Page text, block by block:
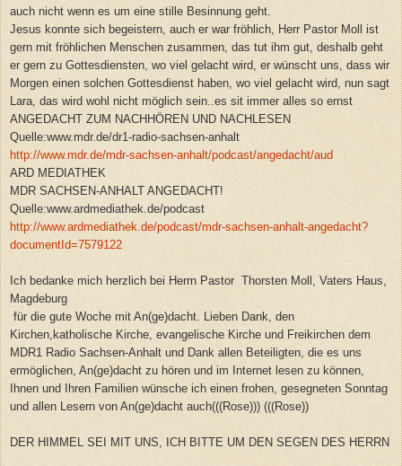
auch nicht wenn es um eine stille Besinnung geht.
Jesus konnte sich begeistern, auch er war fröhlich, Herr Pastor Moll ist
gern mit fröhlichen Menschen zusammen, das tut ihm gut, deshalb geht
er gern zu Gottesdiensten, wo viel gelacht wird, er wünscht uns, dass wir
Morgen einen solchen Gottesdienst haben, wo viel gelacht wird, nun sagt
Lara, das wird wohl nicht möglich sein..es sit immer alles so ernst
ANGEDACHT ZUM NACHHÖREN UND NACHLESEN
Quelle:www.mdr.de/dr1-radio-sachsen-anhalt
http://www.mdr.de/mdr-sachsen-anhalt/podcast/angedacht/aud
ARD MEDIATHEK
MDR SACHSEN-ANHALT ANGEDACHT!
Quelle:www.ardmediathek.de/podcast
http://www.ardmediathek.de/podcast/mdr-sachsen-anhalt-angedacht?
documentId=7579122
Ich bedanke mich herzlich bei Herrn Pastor Thorsten Moll, Vaters Haus,
Magdeburg
für die gute Woche mit An(ge)dacht. Lieben Dank, den
Kirchen,katholische Kirche, evangelische Kirche und Freikirchen dem
MDR1 Radio Sachsen-Anhalt und Dank allen Beteiligten, die es uns
ermöglichen, An(ge)dacht zu hören und im Internet lesen zu können,
Ihnen und Ihren Familien wünsche ich einen frohen, gesegneten Sonntag
und allen Lesern von An(ge)dacht auch(((Rose))) (((Rose))
DER HIMMEL SEI MIT UNS, ICH BITTE UM DEN SEGEN DES HERRN